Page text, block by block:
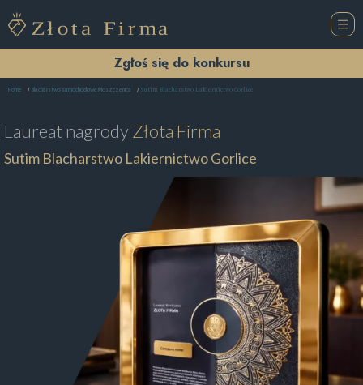
Zgłoś się do konkursu
Home Blacharstwo samochodowe Moszczenica Sutim Blacharstwo Lakiernictwo Gorlice
Laureat nagrodyZłota Firma
Sutim Blacharstwo Lakiernictwo Gorlice